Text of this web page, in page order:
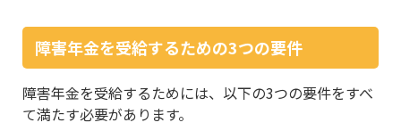
障害年金を受給するための3つの要件
障害年金を受給するためには、以下の3つの要件をすべ
て満たす必要があります。